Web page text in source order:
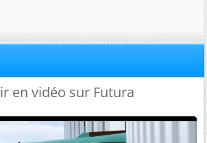
en vidéo sur Futura